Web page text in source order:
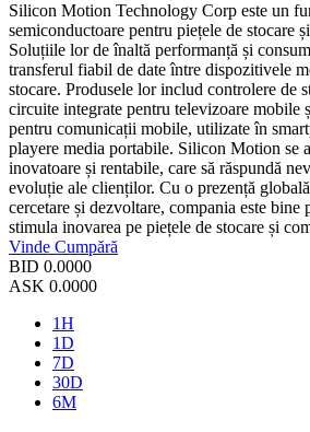
Silicon Motion Technology Corp este un
semiconductoare pentru piețele de stocare
Soluțiile lor de înaltă performanță și
transferul fiabil de date între dispozitivele
stocare. Produsele lor includ controlere de
circuite integrate pentru televizoare mobile
pentru comunicații mobile, utilizate în
playere media portabile. Silicon Motion se
inovatoare și rentabile, care să răspundă
evoluție ale clienților. Cu o prezență
cercetare și dezvoltare, compania este bine
stimula inovarea pe piețele de stocare și
Vinde Cumpără
BID 0.0000
ASK 0.0000
1H
1D
7D
30D
6M